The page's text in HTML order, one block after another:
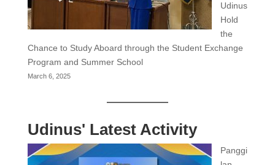
Udinus
Hold
the
Chance to Study Aboard through the Student Exchange
Program and Summer School
March 6, 2025
Udinus' Latest Activity
Panggi